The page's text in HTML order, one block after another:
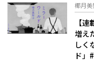
椰月美
【
増え
しく
ド」